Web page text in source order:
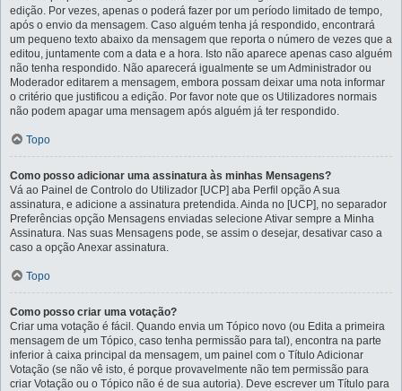
edição. Por vezes, apenas o poderá fazer por um período limitado de tempo,
após o envio da mensagem. Caso alguém tenha já respondido, encontrará
um pequeno texto abaixo da mensagem que reporta o número de vezes que a
editou, juntamente com a data e a hora. Isto não aparece apenas caso alguém
não tenha respondido. Não aparecerá igualmente se um Administrador ou
Moderador editarem a mensagem, embora possam deixar uma nota informar
o critério que justificou a edição. Por favor note que os Utilizadores normais
não podem apagar uma mensagem após alguém já ter respondido.
Topo
Como posso adicionar uma assinatura às minhas Mensagens?
Vá ao Painel de Controlo do Utilizador [UCP] aba Perfil opção A sua
assinatura, e adicione a assinatura pretendida. Ainda no [UCP], no separador
Preferências opção Mensagens enviadas selecione Ativar sempre a Minha
Assinatura. Nas suas Mensagens pode, se assim o desejar, desativar caso a
caso a opção Anexar assinatura.
Topo
Como posso criar uma votação?
Criar uma votação é fácil. Quando envia um Tópico novo (ou Edita a primeira
mensagem de um Tópico, caso tenha permissão para tal), encontra na parte
inferior à caixa principal da mensagem, um painel com o Título Adicionar
Votação (se não vê isto, é porque provavelmente não tem permissão para
criar Votação ou o Tópico não é de sua autoria). Deve escrever um Título para